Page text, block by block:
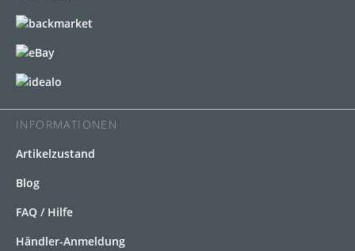
INFORMATIONEN
Artikelzustand
Blog
FAQ / Hilfe
Händler-Anmeldung